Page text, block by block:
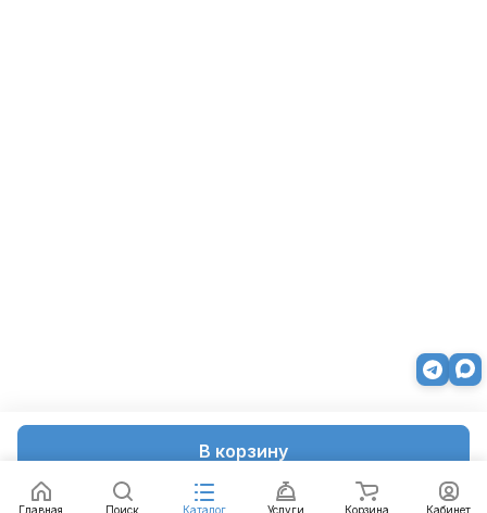
В корзину
Главная Поиск Каталог Услуги Корзина Кабинет